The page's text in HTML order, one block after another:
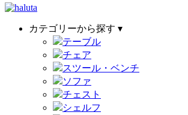
カテゴリーから探す ▾
テーブル
チェア
スツール・ベンチ
ソファ
チェスト
シェルフ